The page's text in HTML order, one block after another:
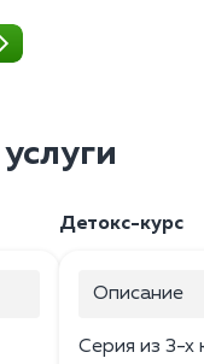
Детокс-курс
Описание
Серия из 3-х